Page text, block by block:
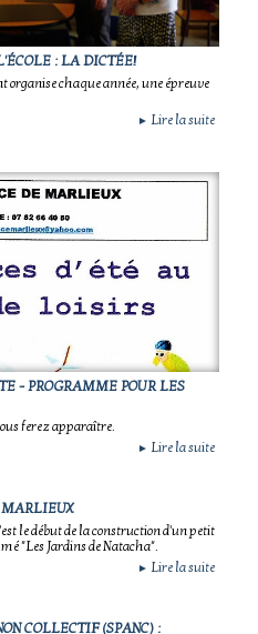
: LA DICTÉE!
organise chaque année, une épreuve
► Lire la suite
- PROGRAMME POUR LES
ferez apparaître.
► Lire la suite
MARLIEUX
le début de la construction d'un petit
"Les Jardins de Natacha".
► Lire la suite
COLLECTIF (SPANC) :